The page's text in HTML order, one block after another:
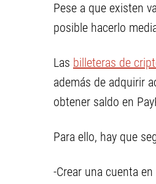
Pese a que existen
posible hacerlo
Las billeteras de
además de adquirir
obtener saldo en
Para ello, hay que
-Crear una cuenta